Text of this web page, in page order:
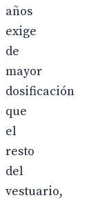
años
exige
de
mayor
dosificación
que
el
resto
del
vestuario,